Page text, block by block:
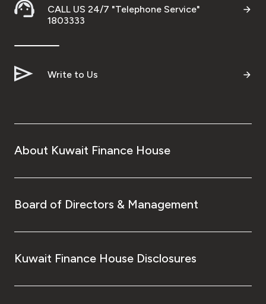
CALL US 24/7 "Telephone Service"
1803333
Write to Us
About Kuwait Finance House
Board of Directors & Management
Kuwait Finance House Disclosures